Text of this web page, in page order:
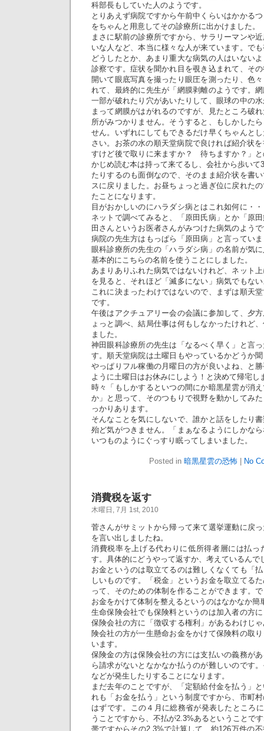
科部長もしていた人のようです。
とりあえず病院ですから午前中くらいはかかる
をちゃんと用意してその診療所に出かけました。
まさに駅前の診療所ですから、サラリーマンや
いな人など、本当に様々な人が来ています。で
どうしたとか、あまり重大な病気の人はいない
診察です。症状を聞かれ目を覗き込まれて、そ
開いて眼底写真を撮ったり眼圧を測ったり、色
れて、最終的に先生が「網膜剥離のようです。
一部が破れたり穴があいたりして、眼球の中の
まって網膜がはがれるのですが、見たところ破
所がみつかりません。そうすると、もしかした
せん。いずれにしてもできるだけ早くちゃんと
さい。お茶の水の順天堂病院で良ければ紹介状
すけど後で取りに来ますか？ 待ちますか？」
かじめ読む本は持って来てるし、会社から歩いて
たりするのも面倒なので、そのまま紹介状を書
スに戻りました。お昼ちょっと過ぎ位に戻れた
たことになります。
目がおかしいのにハラダシ病とはこれ如何に・
ネットで調べてみると、「原田氏病」とか「原
田さんというお医者さんがみつけた病気のよう
病院の先生方はもっぱら「原田病」と言ってい
眼科診療所の先生の「ハラダシ病」の名前が気
基本的にこちらの名前を使うことにしました。
あまりありふれた病気ではないけれど、ネット
を見ると、それほど「滅多にない」病気でもな
これに決まったわけではないので、まずは順天
です。
午後はアクチュアリー会の会議に参加して、夕
ょっと調べ、結局仕事は何もしなかったけれど
ました。
神田眼科診療所の先生は「なるべく早く」と言
す。順天堂病院は土曜日もやっているかどうか
やっぱりフル稼働の月曜日の方が良いよね、と
ように土曜日はお休みにしよう！と決めて帰宅し
時々「もしかするといつの間にか暗黒星雲が消
か」と思って、そのつもりで視野を動かしてみ
っかりあります。
そんなことを気にしないで、誰かと話をしたり
殆ど気がつきません。「まぁなるようにしかな
いつものようにぐっすり眠ってしまいました。
Posted in 暗黒星雲の恐怖| No
消費税を返す
木曜日, 7月 1st, 2010
菅さんがサミットから帰って来て選挙運動に戻
を言い出しましたね。
消費税率を上げる代わりに低所得者層には払っ
す。具体的にどうやって返すか、考えているんで
お金というのは取立てるのは難しくなくても「
しいものです。「税金」というお金を取立てる
って、そのための体制を作ることができます。
お金をかけて体制を整えるというのはなかなか簡
生命保険会社でも保険料というのは加入者の方
保険会社の方に「徴収する権利」があるわけじ
険会社の方が一生懸命お金をかけて保険料の取
います。
保険金の方は保険会社の方には支払いの義務が
ら請求がないとなかなか払うのが難しいのです
などが発生したりすることになります。
まだ去年のことですが、「定額給付金を払う」
れも「お金を払う」という制度ですから、市町
はずです。この４月に総務省が発表したところ
うことですから、不払が2.3%あるということで
帯ですからその2.3%で計算して、約126万件の